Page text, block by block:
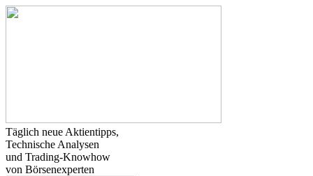
Täglich neue Aktientipps,
Technische Analysen
und Trading-Knowhow
von Börsenexperten